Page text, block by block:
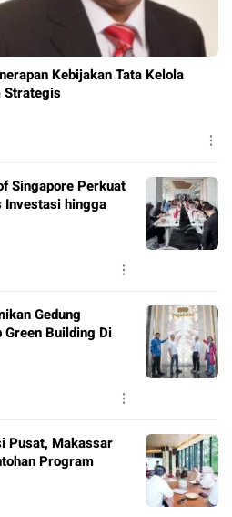
Kebijakan Tata Kelola
Strategis
Singapore Perkuat
Investasi hingga
Gedung
Green Building Di
Pusat, Makassar
Program